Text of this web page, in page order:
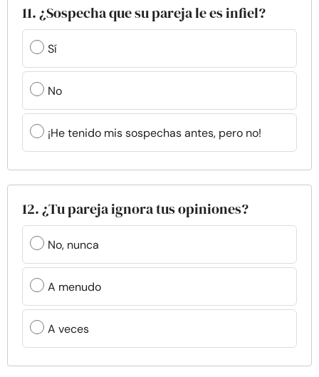
11. ¿Sospecha que su pareja le es infiel?
Sí
No
¡He tenido mis sospechas antes, pero no!
12. ¿Tu pareja ignora tus opiniones?
No, nunca
A menudo
A veces